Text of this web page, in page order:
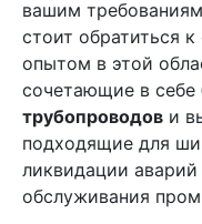
вашим
стоит обратиться
опытом в этой
сочетающие в себе
трубопроводов и
подходящие для
ликвидации
обслуживания